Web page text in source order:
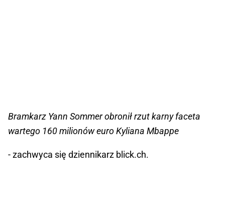
Bramkarz Yann Sommer obronił rzut karny faceta
wartego 160 milionów euro Kyliana Mbappe
- zachwyca się dziennikarz blick.ch.